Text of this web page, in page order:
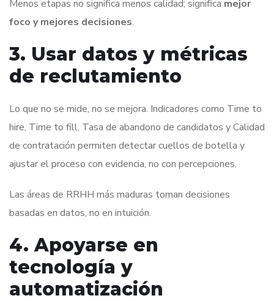
Menos etapas no significa menos calidad; significa mejor
foco y mejores decisiones.
3. Usar datos y métricas
de reclutamiento
Lo que no se mide, no se mejora. Indicadores como Time to
hire, Time to fill, Tasa de abandono de candidatos y Calidad
de contratación permiten detectar cuellos de botella y
ajustar el proceso con evidencia, no con percepciones.
Las áreas de RRHH más maduras toman decisiones
basadas en datos, no en intuición.
4. Apoyarse en
tecnología y
automatización